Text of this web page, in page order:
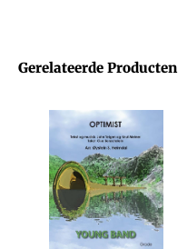
Gerelateerde Producten